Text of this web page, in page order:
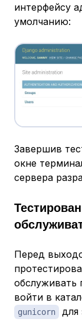
интерфейсу
умолчанию:
Завершив
окне
сервера
Перед
обслуживать
войти в
gunicorn для